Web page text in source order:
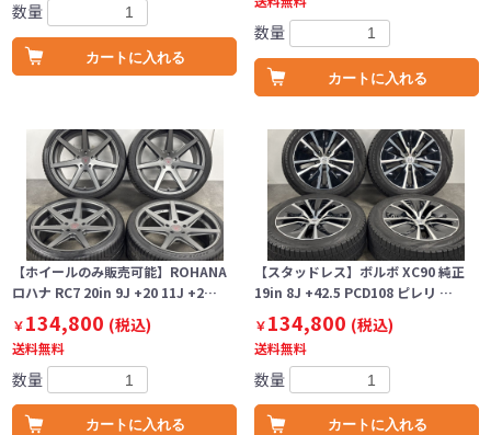
数量
カートに入れる
数量
カートに入れる
【ホイールのみ販売可能】ROHANA
ロハナ RC7 20in 9J +20 11J +2…
￥134,800 (税込)
送料無料
数量
カートに入れる
【スタッドレス】ボルボ XC90 純正
19in 8J +42.5 PCD108 ピレリ …
￥134,800 (税込)
送料無料
数量
カートに入れる